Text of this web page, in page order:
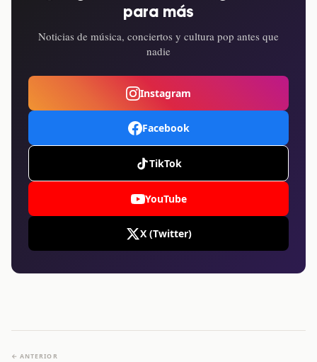
para más
Noticias de música, conciertos y cultura pop antes que
nadie
Instagram
Facebook
TikTok
YouTube
X (Twitter)
← ANTERIOR